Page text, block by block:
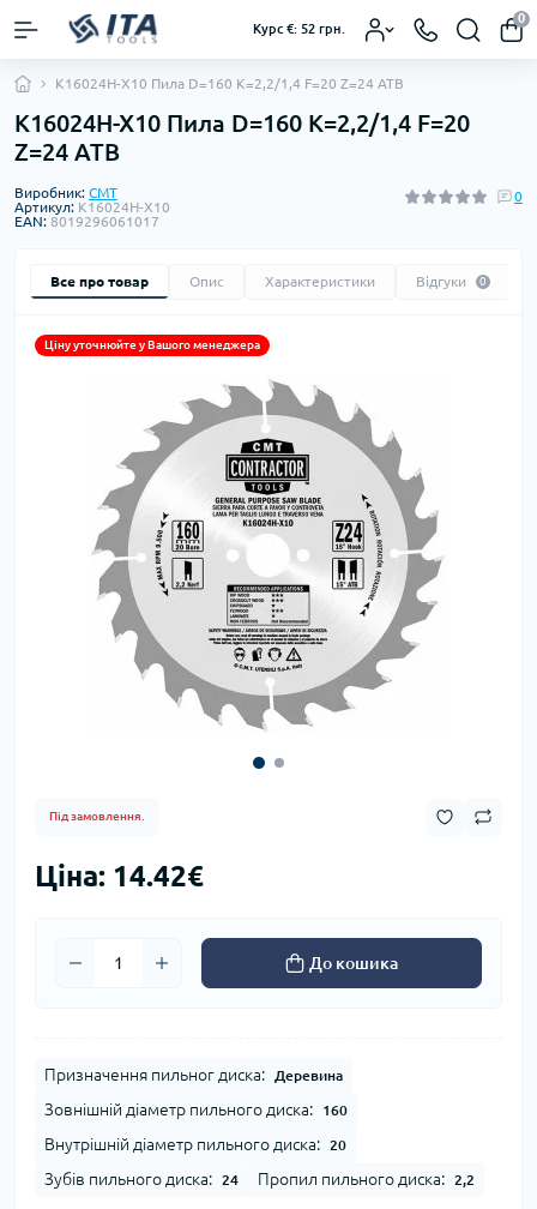
Курс €: 52 грн.
0
K16024H-X10 Пила D=160 K=2,2/1,4 F=20 Z=24 ATB
K16024H-X10 Пила D=160 K=2,2/1,4 F=20
Z=24 ATB
Виробник: CMT
Артикул: K16024H-X10
EAN: 8019296061017
0
Все про товар Опис Характеристики Відгуки 0
Ціну уточнюйте у Вашого менеджера
Під замовлення.
Ціна: 14.42€
До кошика
Призначення пильног диска: Деревина
Зовнішній діаметр пильного диска: 160
Внутрішній діаметр пильного диска: 20
Зубів пильного диска: 24 Пропил пильного диска: 2,2